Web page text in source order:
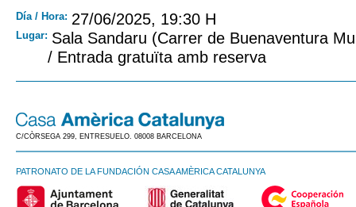
Día / Hora: 27/06/2025, 19:30 H
Lugar: Sala Sandaru (Carrer de Buenaventura
/ Entrada gratuïta amb reserva
C/CÒRSEGA 299, ENTRESUELO. 08008 BARCELONA
PATRONATO DE LA FUNDACIÓN CASA AMÈRICA CATALUNYA